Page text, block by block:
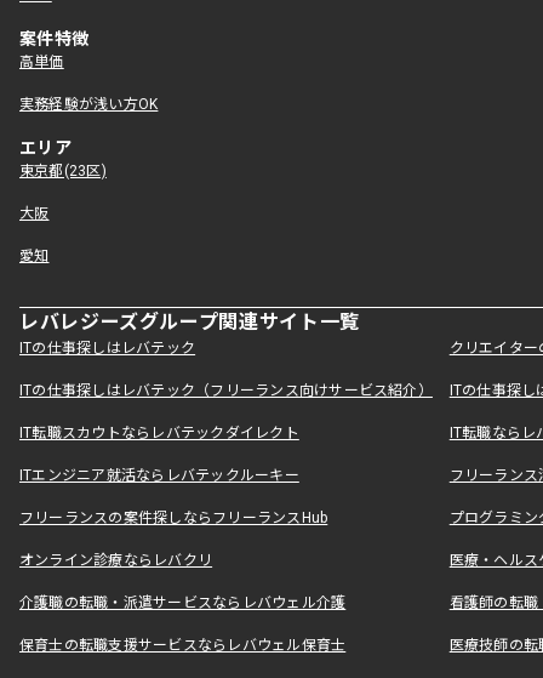
案件特徴
高単価
実務経験が浅い方OK
エリア
東京都(23区)
大阪
愛知
レバレジーズグループ関連サイト一覧
ITの仕事探しはレバテック クリエイタ
ITの仕事探しはレバテック（フリーランス向けサービス紹介） ITの仕事探
IT転職スカウトならレバテックダイレクト IT転職なら
ITエンジニア就活ならレバテックルーキー フリーラン
フリーランスの案件探しならフリーランスHub プログラミ
オンライン診療ならレバクリ 医療・ヘル
介護職の転職・派遣サービスならレバウェル介護 看護師の転
保育士の転職支援サービスならレバウェル保育士 医療技師の